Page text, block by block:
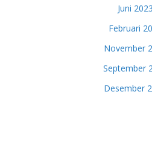
Juni 2023
Februari
November
September
Desember